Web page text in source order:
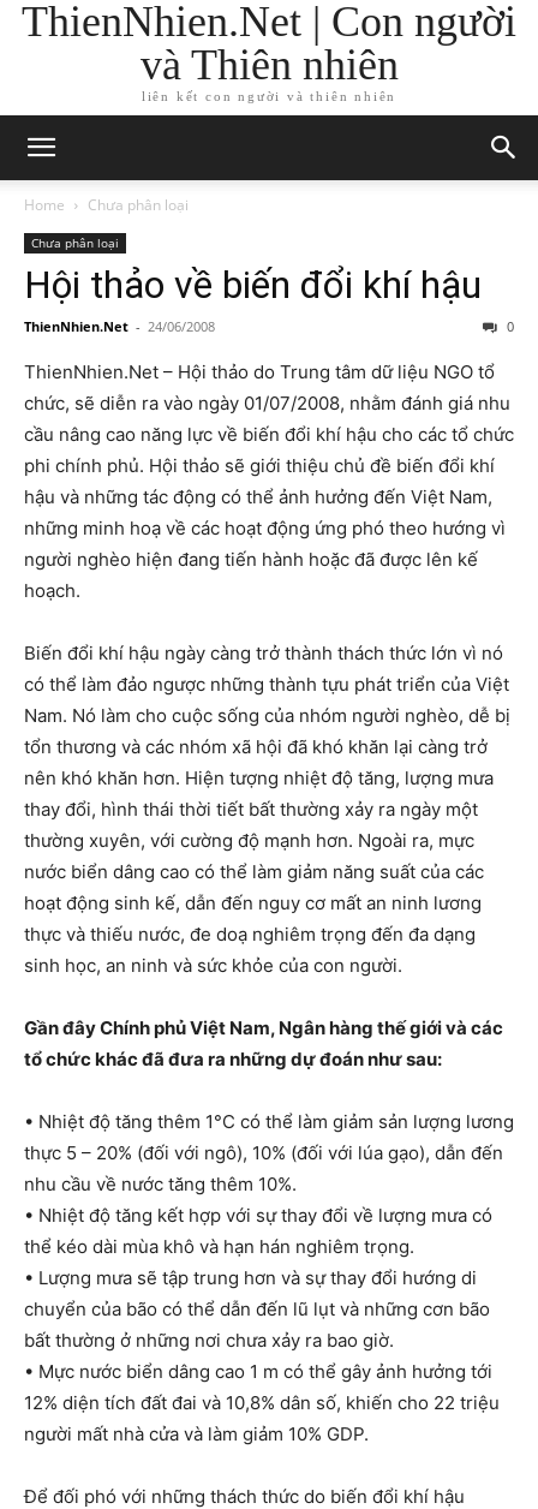
ThienNhien.Net | Con người
và Thiên nhiên
liên kết con người và thiên nhiên
Home Chưa phân loại
Chưa phân loại
Hội thảo về biến đổi khí hậu
ThienNhien.Net - 24/06/2008 0
ThienNhien.Net – Hội thảo do Trung tâm dữ liệu NGO tổ
chức, sẽ diễn ra vào ngày 01/07/2008, nhằm đánh giá nhu
cầu nâng cao năng lực về biến đổi khí hậu cho các tổ chức
phi chính phủ. Hội thảo sẽ giới thiệu chủ đề biến đổi khí
hậu và những tác động có thể ảnh hưởng đến Việt Nam,
những minh hoạ về các hoạt động ứng phó theo hướng vì
người nghèo hiện đang tiến hành hoặc đã được lên kế
hoạch.
Biến đổi khí hậu ngày càng trở thành thách thức lớn vì nó
có thể làm đảo ngược những thành tựu phát triển của Việt
Nam. Nó làm cho cuộc sống của nhóm người nghèo, dễ bị
tổn thương và các nhóm xã hội đã khó khăn lại càng trở
nên khó khăn hơn. Hiện tượng nhiệt độ tăng, lượng mưa
thay đổi, hình thái thời tiết bất thường xảy ra ngày một
thường xuyên, với cường độ mạnh hơn. Ngoài ra, mực
nước biển dâng cao có thể làm giảm năng suất của các
hoạt động sinh kế, dẫn đến nguy cơ mất an ninh lương
thực và thiếu nước, đe doạ nghiêm trọng đến đa dạng
sinh học, an ninh và sức khỏe của con người.
Gần đây Chính phủ Việt Nam, Ngân hàng thế giới và các
tổ chức khác đã đưa ra những dự đoán như sau:
• Nhiệt độ tăng thêm 1°C có thể làm giảm sản lượng lương
thực 5 – 20% (đối với ngô), 10% (đối với lúa gạo), dẫn đến
nhu cầu về nước tăng thêm 10%.
• Nhiệt độ tăng kết hợp với sự thay đổi về lượng mưa có
thể kéo dài mùa khô và hạn hán nghiêm trọng.
• Lượng mưa sẽ tập trung hơn và sự thay đổi hướng di
chuyển của bão có thể dẫn đến lũ lụt và những cơn bão
bất thường ở những nơi chưa xảy ra bao giờ.
• Mực nước biển dâng cao 1 m có thể gây ảnh hưởng tới
12% diện tích đất đai và 10,8% dân số, khiến cho 22 triệu
người mất nhà cửa và làm giảm 10% GDP.
Để đối phó với những thách thức do biến đổi khí hậu